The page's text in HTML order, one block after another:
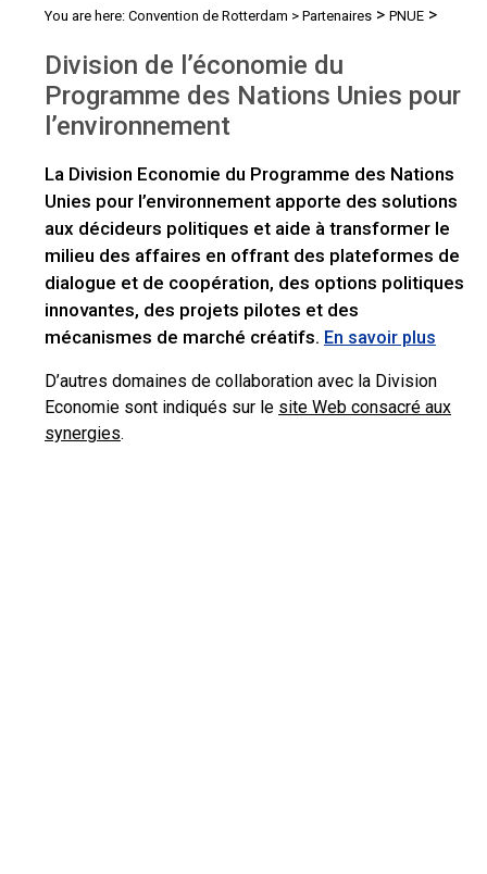
You are here: Convention de Rotterdam > Partenaires > PNUE >
Division de l’économie du
Programme des Nations Unies pour
l’environnement
La Division Economie du Programme des Nations
Unies pour l’environnement apporte des solutions
aux décideurs politiques et aide à transformer le
milieu des affaires en offrant des plateformes de
dialogue et de coopération, des options politiques
innovantes, des projets pilotes et des
mécanismes de marché créatifs. En savoir plus
D’autres domaines de collaboration avec la Division
Economie sont indiqués sur le site Web consacré aux
synergies.